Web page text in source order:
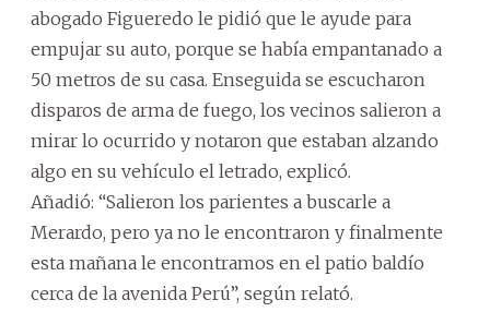
abogado Figueredo le pidió que le ayude para
empujar su auto, porque se había empantanado a
50 metros de su casa. Enseguida se escucharon
disparos de arma de fuego, los vecinos salieron a
mirar lo ocurrido y notaron que estaban alzando
algo en su vehículo el letrado, explicó.
Añadió: “Salieron los parientes a buscarle a
Merardo, pero ya no le encontraron y finalmente
esta mañana le encontramos en el patio baldío
cerca de la avenida Perú”, según relató.